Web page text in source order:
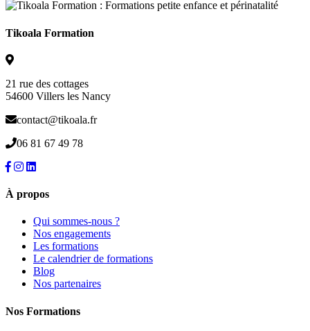
Tikoala Formation
21 rue des cottages
54600 Villers les Nancy
contact@tikoala.fr
06 81 67 49 78
À propos
Qui sommes-nous ?
Nos engagements
Les formations
Le calendrier de formations
Blog
Nos partenaires
Nos Formations